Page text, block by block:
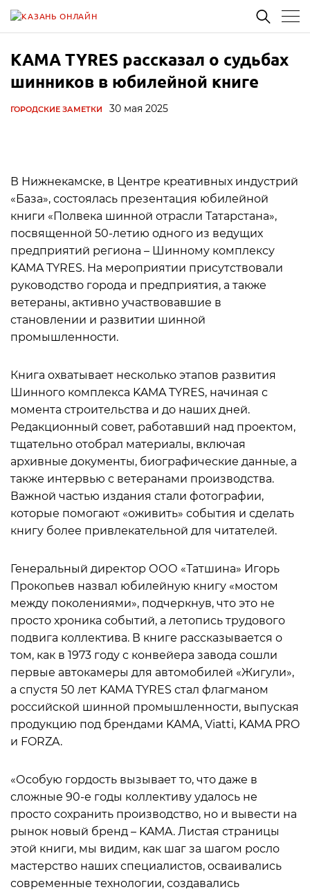
KAMA TYRES рассказал о судьбах
шинников в юбилейной книге
ГОРОДСКИЕ ЗАМЕТКИ 30 мая 2025
В Нижнекамске, в Центре креативных индустрий
«База», состоялась презентация юбилейной
книги «Полвека шинной отрасли Татарстана»,
посвященной 50-летию одного из ведущих
предприятий региона – Шинному комплексу
KAMA TYRES. На мероприятии присутствовали
руководство города и предприятия, а также
ветераны, активно участвовавшие в
становлении и развитии шинной
промышленности.
Книга охватывает несколько этапов развития
Шинного комплекса KAMA TYRES, начиная с
момента строительства и до наших дней.
Редакционный совет, работавший над проектом,
тщательно отобрал материалы, включая
архивные документы, биографические данные, а
также интервью с ветеранами производства.
Важной частью издания стали фотографии,
которые помогают «оживить» события и сделать
книгу более привлекательной для читателей.
Генеральный директор ООО «Татшина» Игорь
Прокопьев назвал юбилейную книгу «мостом
между поколениями», подчеркнув, что это не
просто хроника событий, а летопись трудового
подвига коллектива. В книге рассказывается о
том, как в 1973 году с конвейера завода сошли
первые автокамеры для автомобилей «Жигули»,
а спустя 50 лет KAMA TYRES стал флагманом
российской шинной промышленности, выпуская
продукцию под брендами KAMA, Viatti, KAMA PRO
и FORZA.
«Особую гордость вызывает то, что даже в
сложные 90-е годы коллективу удалось не
просто сохранить производство, но и вывести на
рынок новый бренд – KAMA. Листая страницы
этой книги, мы видим, как шаг за шагом росло
мастерство наших специалистов, осваивались
современные технологии, создавались